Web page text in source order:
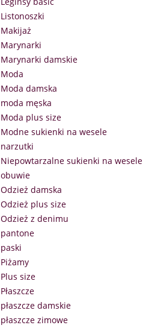
Listonoszki
Makijaż
Marynarki
Marynarki damskie
Moda
Moda damska
moda męska
Moda plus size
Modne sukienki na wesele
narzutki
Niepowtarzalne sukienki na wesele
obuwie
Odzież damska
Odzież plus size
Odzież z denimu
pantone
paski
Piżamy
Plus size
Płaszcze
płaszcze damskie
płaszcze zimowe